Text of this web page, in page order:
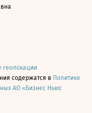
геолокации
содержатся в Политике
АО «Бизнес Ньюс